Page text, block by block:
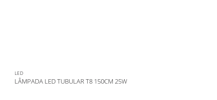
LED
LÂMPADA LED TUBULAR T8 150CM 25W